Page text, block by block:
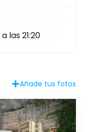
las 21:20
Añade tus fotos